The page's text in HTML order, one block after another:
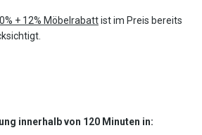
+ 12% Möbelrabattist im Preis bereits
innerhalb von 120 Minuten in: